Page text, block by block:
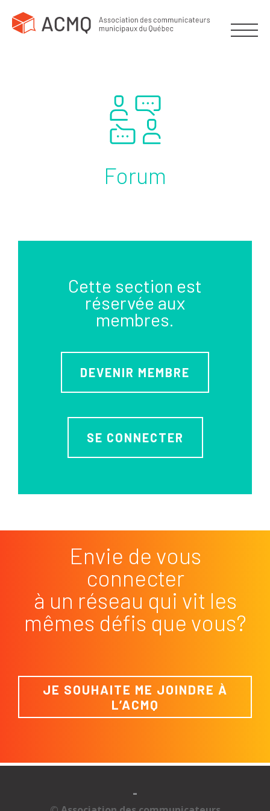
Forum
Cette section est
réservée aux
membres.
DEVENIR MEMBRE
SE CONNECTER
Envie de vous
connecter
à un réseau qui vit les
mêmes défis que vous?
JE SOUHAITE ME JOINDRE À
L’ACMQ
-